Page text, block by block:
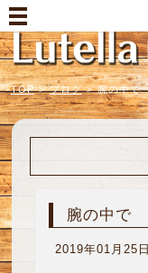
TOP > ブログ > 腕の中で
腕の中で
2019年01月25日